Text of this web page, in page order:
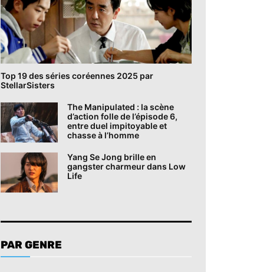
Top 19 des séries coréennes 2025 par
StellarSisters
The Manipulated : la scène
d’action folle de l’épisode 6,
entre duel impitoyable et
chasse à l’homme
Yang Se Jong brille en
gangster charmeur dans Low
Life
PAR GENRE